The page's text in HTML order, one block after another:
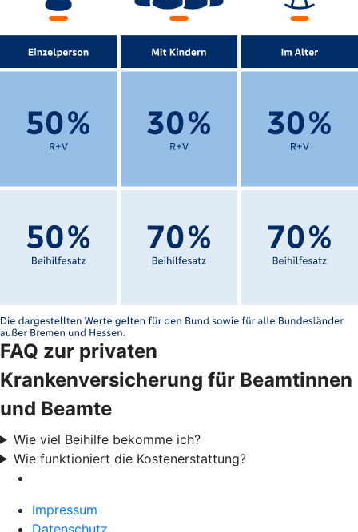
FAQ zur privaten
Krankenversicherung für Beamtinnen
und Beamte
Wie viel Beihilfe bekomme ich?
Wie funktioniert die Kostenerstattung?
Impressum
Datenschutz